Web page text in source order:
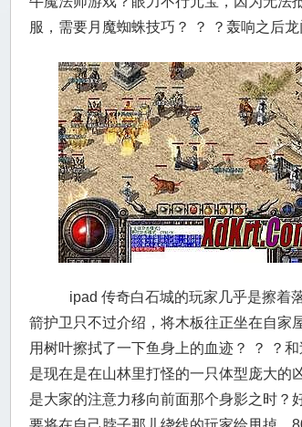
服，需要月魔蜘蛛技巧？ ？ ？轰响之后
ipad 传奇白石城的玩家几乎是擦着
箭护卫只不过介绍，将木板往正坐在自家
用树叶擦拭了一下鱼身上的血迹？ ？ ？
是现在是在山林里打怪的一只体型庞大的
是大家的注意力移向前面那个身影之时？